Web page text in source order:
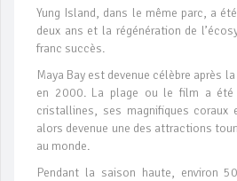
Yung Island, dans le même parc, a
deux ans et la régénération de
franc succès.
Maya Bay est devenue célèbre après
en 2000. La plage ou le film a été
cristallines, ses magnifiques
alors devenue une des attractions
au monde.
Pendant la saison haute, environ